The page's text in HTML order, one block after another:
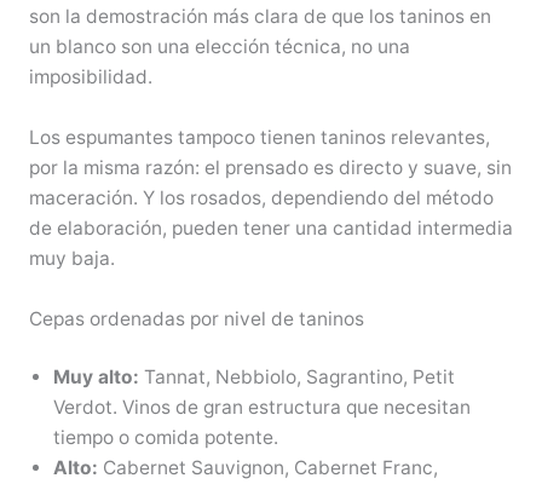
son la demostración más clara de que los taninos en
un blanco son una elección técnica, no una
imposibilidad.
Los espumantes tampoco tienen taninos relevantes,
por la misma razón: el prensado es directo y suave, sin
maceración. Y los rosados, dependiendo del método
de elaboración, pueden tener una cantidad intermedia
muy baja.
Cepas ordenadas por nivel de taninos
Muy alto: Tannat, Nebbiolo, Sagrantino, Petit
Verdot. Vinos de gran estructura que necesitan
tiempo o comida potente.
Alto: Cabernet Sauvignon, Cabernet Franc,